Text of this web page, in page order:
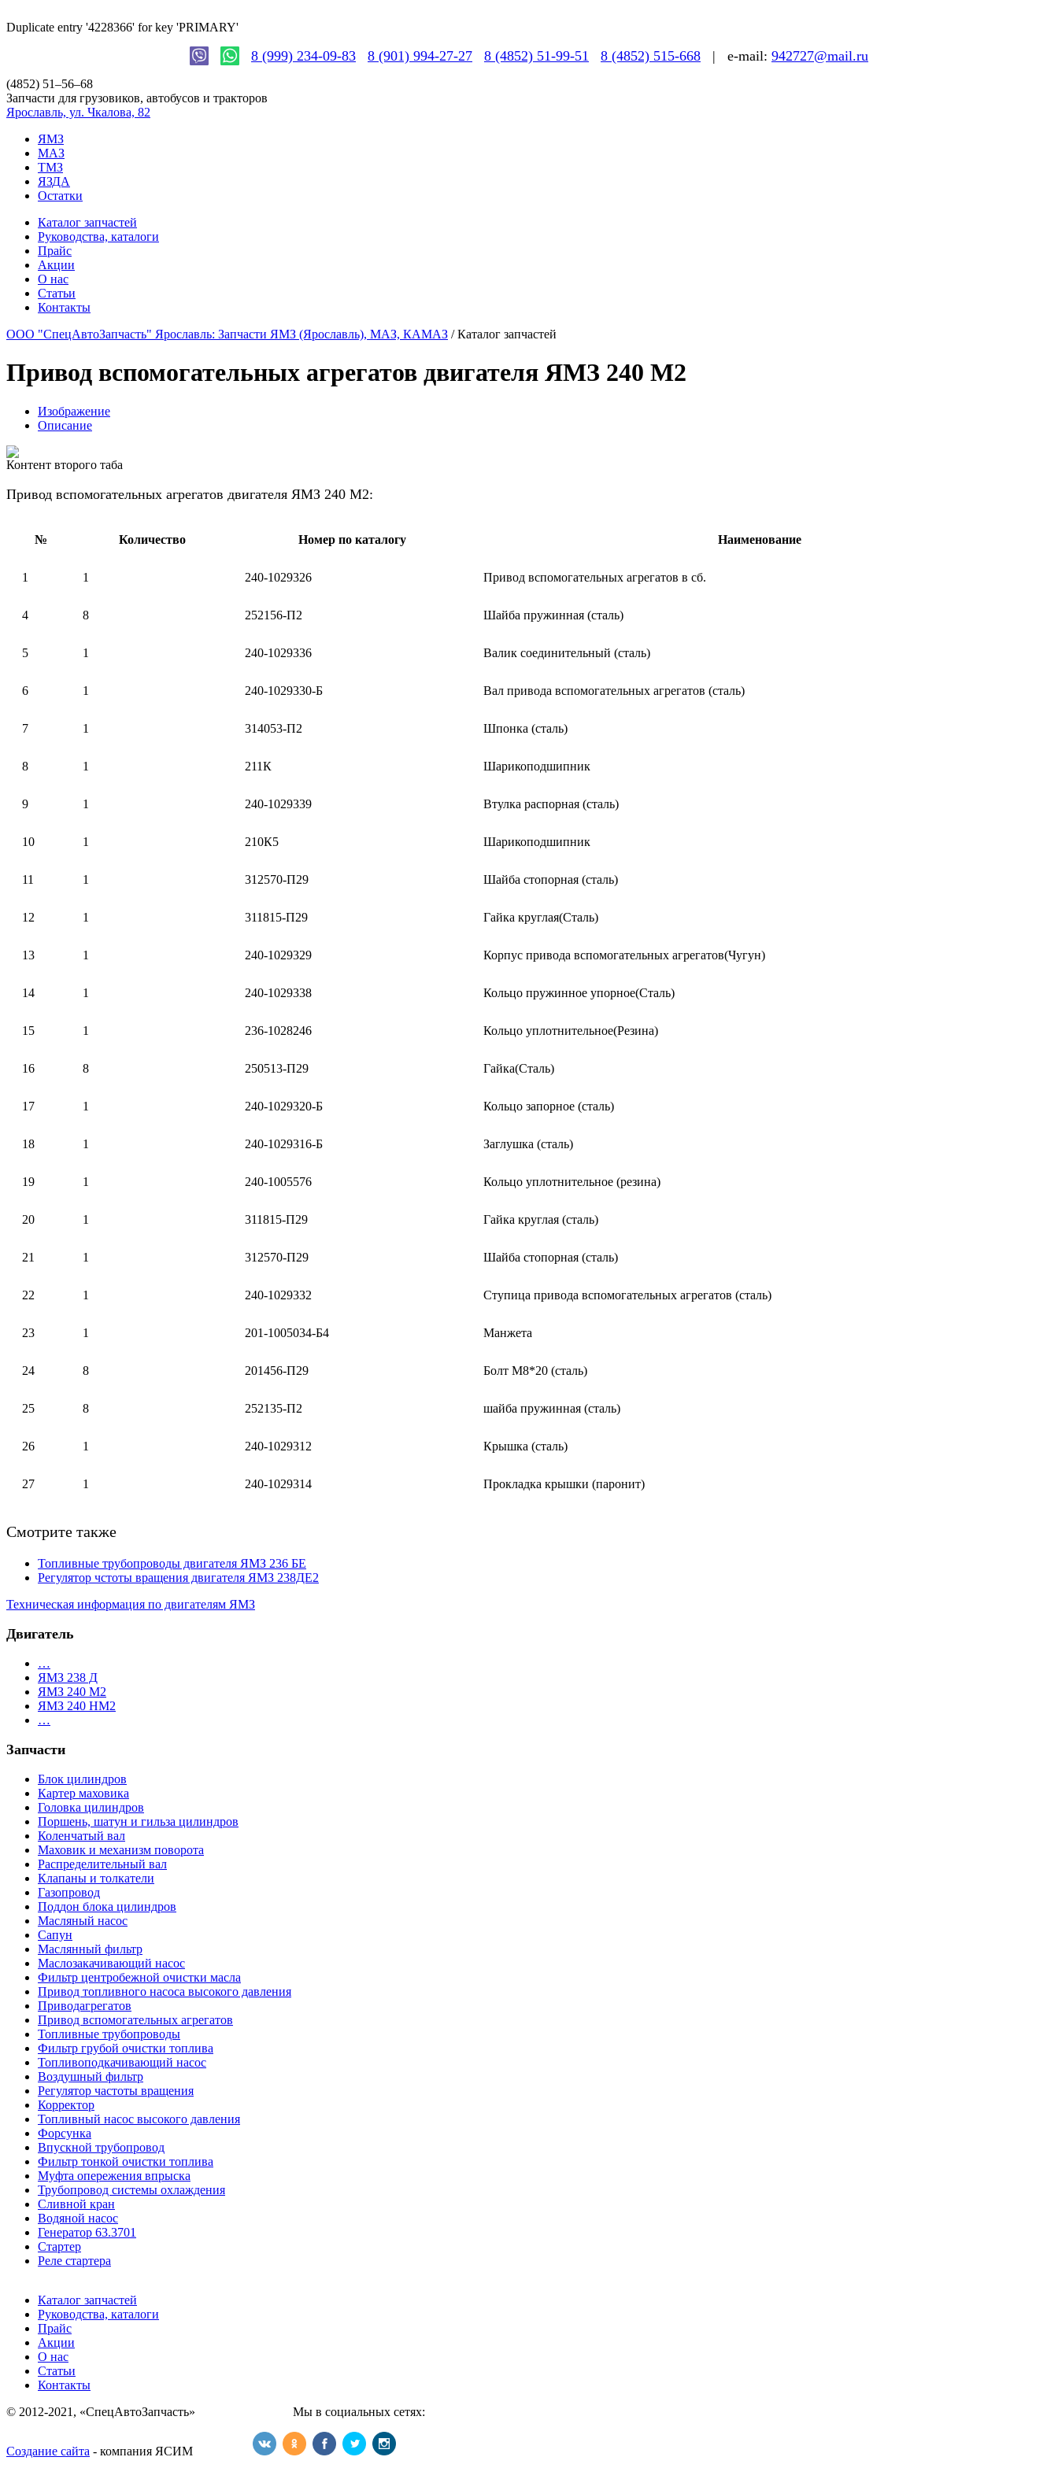
Duplicate entry '4228366' for key 'PRIMARY'
8 (999) 234-09-83 8 (901) 994-27-27 8 (4852) 51-99-51 8 (4852) 515-668 | e-mail: 942727@mail.ru
(4852) 51–56–68
Запчасти для грузовиков, автобусов и тракторов
Ярославль, ул. Чкалова, 82
ЯМЗ
МАЗ
ТМЗ
ЯЗДА
Остатки
Каталог запчастей
Руководства, каталоги
Прайс
Акции
О нас
Статьи
Контакты
ООО "СпецАвтоЗапчасть" Ярославль: Запчасти ЯМЗ (Ярославль), МАЗ, КАМАЗ / Каталог запчастей
Привод вспомогательных агрегатов двигателя ЯМЗ 240 М2
Изображение
Описание
Контент второго таба
Привод вспомогательных агрегатов двигателя ЯМЗ 240 М2:
№ Количество Номер по каталогу Наименование
1 1 240-1029326 Привод вспомогательных агрегатов в сб.
4 8 252156-П2 Шайба пружинная (сталь)
5 1 240-1029336 Валик соединительный (сталь)
6 1 240-1029330-Б Вал привода вспомогательных агрегатов (сталь)
7 1 314053-П2 Шпонка (сталь)
8 1 211К Шарикоподшипник
9 1 240-1029339 Втулка распорная (сталь)
10 1 210К5 Шарикоподшипник
11 1 312570-П29 Шайба стопорная (сталь)
12 1 311815-П29 Гайка круглая(Сталь)
13 1 240-1029329 Корпус привода вспомогательных агрегатов(Чугун)
14 1 240-1029338 Кольцо пружинное упорное(Сталь)
15 1 236-1028246 Кольцо уплотнительное(Резина)
16 8 250513-П29 Гайка(Сталь)
17 1 240-1029320-Б Кольцо запорное (сталь)
18 1 240-1029316-Б Заглушка (сталь)
19 1 240-1005576 Кольцо уплотнительное (резина)
20 1 311815-П29 Гайка круглая (сталь)
21 1 312570-П29 Шайба стопорная (сталь)
22 1 240-1029332 Ступица привода вспомогательных агрегатов (сталь)
23 1 201-1005034-Б4 Манжета
24 8 201456-П29 Болт М8*20 (сталь)
25 8 252135-П2 шайба пружинная (сталь)
26 1 240-1029312 Крышка (сталь)
27 1 240-1029314 Прокладка крышки (паронит)
Смотрите также
Топливные трубопроводы двигателя ЯМЗ 236 БЕ
Регулятор чстоты вращения двигателя ЯМЗ 238ДЕ2
Техническая информация по двигателям ЯМЗ
Двигатель
…
ЯМЗ 238 Д
ЯМЗ 240 М2
ЯМЗ 240 НМ2
…
Запчасти
Блок цилиндров
Картер маховика
Головка цилиндров
Поршень, шатун и гильза цилиндров
Коленчатый вал
Маховик и механизм поворота
Распределительный вал
Клапаны и толкатели
Газопровод
Поддон блока цилиндров
Масляный насос
Сапун
Маслянный фильтр
Маслозакачивающий насос
Фильтр центробежной очистки масла
Привод топливного насоса высокого давления
Приводагрегатов
Привод вспомогательных агрегатов
Топливные трубопроводы
Фильтр грубой очистки топлива
Топливоподкачивающий насос
Воздушный фильтр
Регулятор частоты вращения
Корректор
Топливный насос высокого давления
Форсунка
Впускной трубопровод
Фильтр тонкой очистки топлива
Муфта опережения впрыска
Трубопровод системы охлаждения
Сливной кран
Водяной насос
Генератор 63.3701
Стартер
Реле стартера
Каталог запчастей
Руководства, каталоги
Прайс
Акции
О нас
Статьи
Контакты
© 2012-2021, «СпецАвтоЗапчасть» Мы в социальных сетях:
Создание сайта - компания ЯСИМ